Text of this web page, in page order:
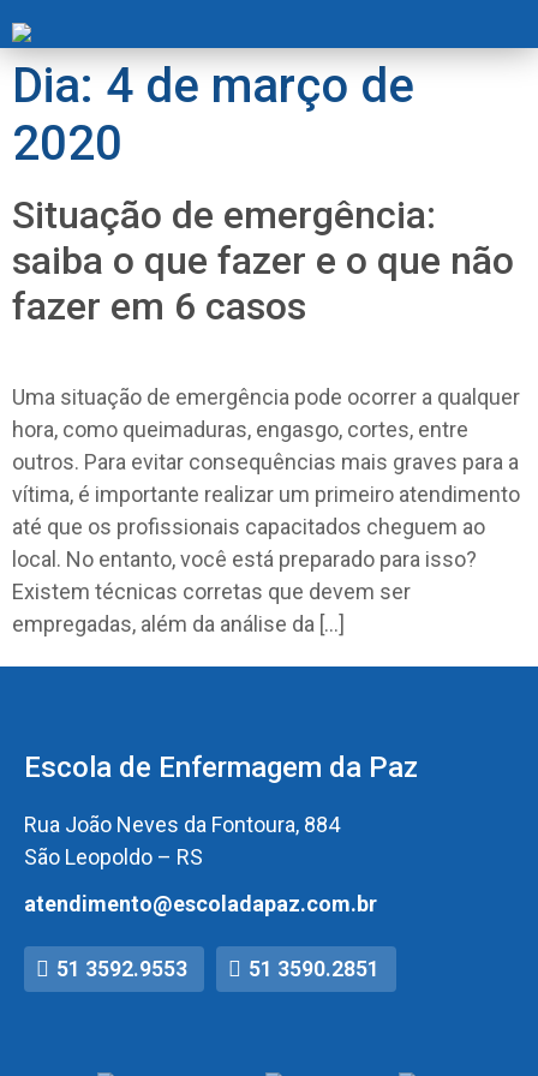
Dia: 4 de março de
2020
Situação de emergência:
saiba o que fazer e o que não
fazer em 6 casos
Uma situação de emergência pode ocorrer a qualquer
hora, como queimaduras, engasgo, cortes, entre
outros. Para evitar consequências mais graves para a
vítima, é importante realizar um primeiro atendimento
até que os profissionais capacitados cheguem ao
local. No entanto, você está preparado para isso?
Existem técnicas corretas que devem ser
empregadas, além da análise da […]
Escola de Enfermagem da Paz
Rua João Neves da Fontoura, 884
São Leopoldo – RS
atendimento@escoladapaz.com.br
51 3592.9553 51 3590.2851